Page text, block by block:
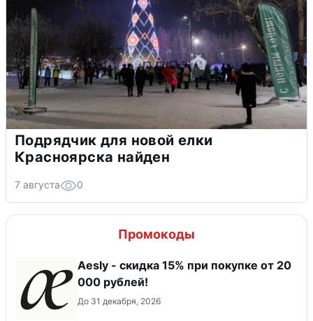
Подрядчик для новой елки
Красноярска найден
7 августа 0
Промокоды
Aesly - скидка 15% при покупке от 20
000 рублей!
До 31 декабря, 2026